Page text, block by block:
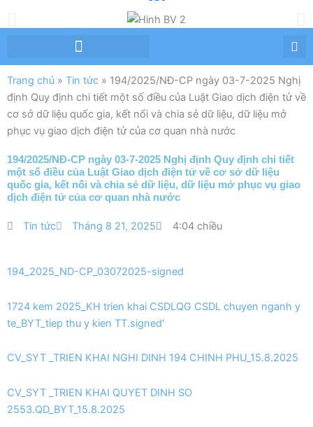
Trang chủ » Tin tức » 194/2025/NĐ-CP ngày 03-7-2025 Nghị
định Quy định chi tiết một số điều của Luật Giao dịch điện tử về
cơ sở dữ liệu quốc gia, kết nối và chia sẻ dữ liệu, dữ liệu mở
phục vụ giao dịch điện tử của cơ quan nhà nước
194/2025/NĐ-CP ngày 03-7-2025 Nghị định Quy định chi tiết
một số điều của Luật Giao dịch điện tử về cơ sở dữ liệu
quốc gia, kết nối và chia sẻ dữ liệu, dữ liệu mở phục vụ giao
dịch điện tử của cơ quan nhà nước
Tin tức Tháng 8 21, 2025 4:04 chiều
194_2025_ND-CP_03072025-signed
1724 kem 2025_KH trien khai CSDLQG CSDL chuyen nganh y
te_BYT_tiep thu y kien TT.signed‘
CV_SYT _TRIEN KHAI NGHI DINH 194 CHINH PHU_15.8.2025
CV_SYT _TRIEN KHAI QUYET DINH SO
2553.QD_BYT_15.8.2025